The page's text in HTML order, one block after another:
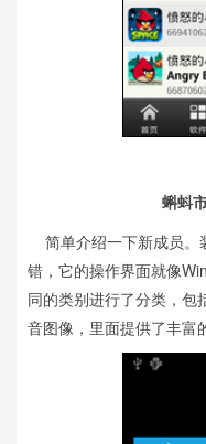
蝌蚪
简单介绍一下新成员。
错，它的操作界面就像
同的类别进行了分类，包
音图像，里面提供了丰富